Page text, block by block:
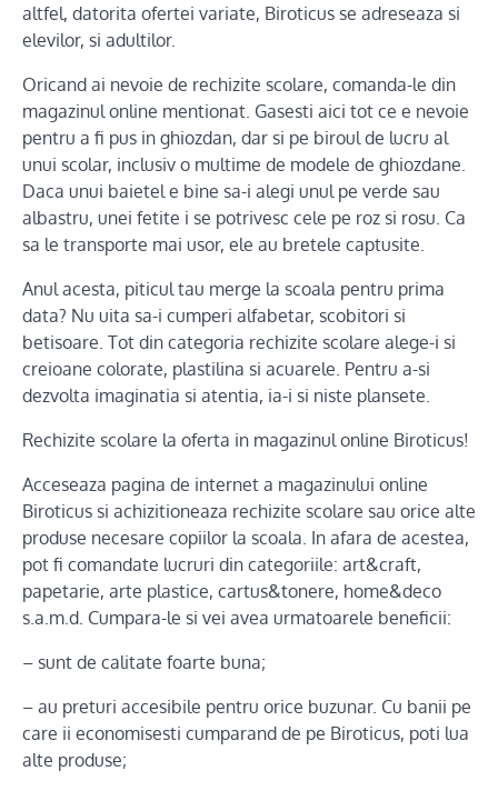
altfel, datorita ofertei variate, Biroticus se adreseaza si
elevilor, si adultilor.
Oricand ai nevoie de rechizite scolare, comanda-le din
magazinul online mentionat. Gasesti aici tot ce e nevoie
pentru a fi pus in ghiozdan, dar si pe biroul de lucru al
unui scolar, inclusiv o multime de modele de ghiozdane.
Daca unui baietel e bine sa-i alegi unul pe verde sau
albastru, unei fetite i se potrivesc cele pe roz si rosu. Ca
sa le transporte mai usor, ele au bretele captusite.
Anul acesta, piticul tau merge la scoala pentru prima
data? Nu uita sa-i cumperi alfabetar, scobitori si
betisoare. Tot din categoria rechizite scolare alege-i si
creioane colorate, plastilina si acuarele. Pentru a-si
dezvolta imaginatia si atentia, ia-i si niste plansete.
Rechizite scolare la oferta in magazinul online Biroticus!
Acceseaza pagina de internet a magazinului online
Biroticus si achizitioneaza rechizite scolare sau orice alte
produse necesare copiilor la scoala. In afara de acestea,
pot fi comandate lucruri din categoriile: art&craft,
papetarie, arte plastice, cartus&tonere, home&deco
s.a.m.d. Cumpara-le si vei avea urmatoarele beneficii:
– sunt de calitate foarte buna;
– au preturi accesibile pentru orice buzunar. Cu banii pe
care ii economisesti cumparand de pe Biroticus, poti lua
alte produse;